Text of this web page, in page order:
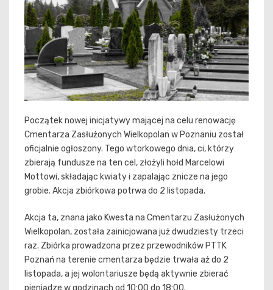
Początek nowej inicjatywy mającej na celu renowację
Cmentarza Zasłużonych Wielkopolan w Poznaniu został
oficjalnie ogłoszony. Tego wtorkowego dnia, ci, którzy
zbierają fundusze na ten cel, złożyli hołd Marcelowi
Mottowi, składając kwiaty i zapalając znicze na jego
grobie. Akcja zbiórkowa potrwa do 2 listopada.
Akcja ta, znana jako Kwesta na Cmentarzu Zasłużonych
Wielkopolan, została zainicjowana już dwudziesty trzeci
raz. Zbiórka prowadzona przez przewodników PTTK
Poznań na terenie cmentarza będzie trwała aż do 2
listopada, a jej wolontariusze będą aktywnie zbierać